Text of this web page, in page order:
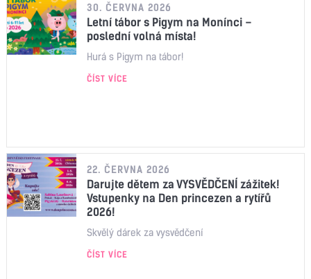
30. ČERVNA 2026
Letní tábor s Pigym na Monínci –
poslední volná místa!
Hurá s Pigym na tábor!
ČÍST VÍCE
22. ČERVNA 2026
Darujte dětem za VYSVĚDČENÍ zážitek!
Vstupenky na Den princezen a rytířů
2026!
Skvělý dárek za vysvědčení
ČÍST VÍCE